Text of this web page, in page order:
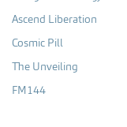
Ascend Liberation
Cosmic Pill
The Unveiling
FM144